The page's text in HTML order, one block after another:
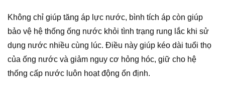
Không chỉ giúp tăng áp lực nước, bình tích áp còn giúp
bảo vệ hệ thống ống nước khỏi tình trạng rung lắc khi sử
dụng nước nhiều cùng lúc. Điều này giúp kéo dài tuổi thọ
của ống nước và giảm nguy cơ hỏng hóc, giữ cho hệ
thống cấp nước luôn hoạt động ổn định.